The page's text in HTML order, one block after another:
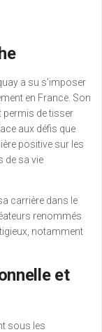
a su s’imposer
en France. Son
permis de tisser
aux défis que
positive sur les
de sa vie
carrière dans le
renommés
notamment
et
sous les